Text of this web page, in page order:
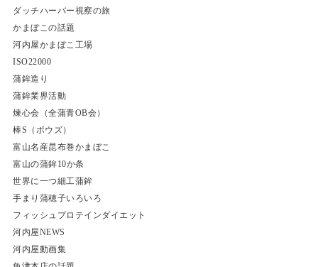
ダッチハーバー視察の旅
かまぼこの話題
河内屋かまぼこ工場
ISO22000
蒲鉾造り
蒲鉾業界活動
煉心会（全蒲青OB会）
棒S（ボウズ）
富山名産昆布巻かまぼこ
富山の蒲鉾10か条
世界に一つ細工蒲鉾
手まり蒲穂子いろいろ
フィッシュプロテインダイエット
河内屋NEWS
河内屋動画集